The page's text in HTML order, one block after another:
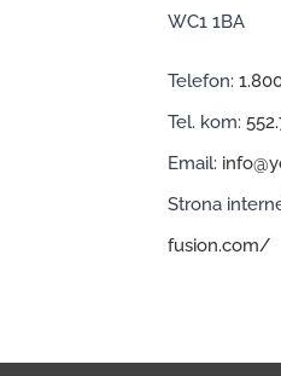
WC1 1BA
Telefon:
Tel. kom:
Email:
Strona
fusion.com/